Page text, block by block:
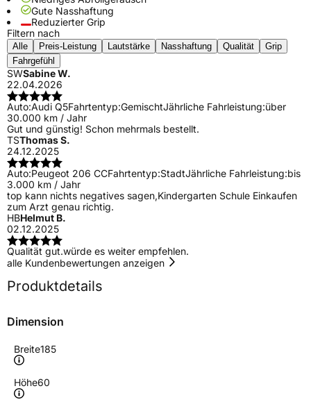
Gute Nasshaftung
Reduzierter Grip
Filtern nach
Alle Preis-Leistung Lautstärke Nasshaftung Qualität
Grip
Fahrgefühl
SWSabine W.
22.04.2026
Auto:Audi Q5Fahrtentyp:GemischtJährliche Fahrleistung:über
30.000 km / Jahr
Gut und günstig! Schon mehrmals bestellt.
TSThomas S.
24.12.2025
Auto:Peugeot 206 CCFahrtentyp:StadtJährliche Fahrleistung:bis
3.000 km / Jahr
top kann nichts negatives sagen,Kindergarten Schule Einkaufen
zum Arzt genau richtig.
HBHelmut B.
02.12.2025
Qualität gut.würde es weiter empfehlen.
alle Kundenbewertungen anzeigen
Produktdetails
Dimension
Breite185
Höhe60